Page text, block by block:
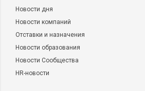
Новости дня
Новости компаний
Отставки и назначения
Новости образования
Новости Сообщества
HR-новости